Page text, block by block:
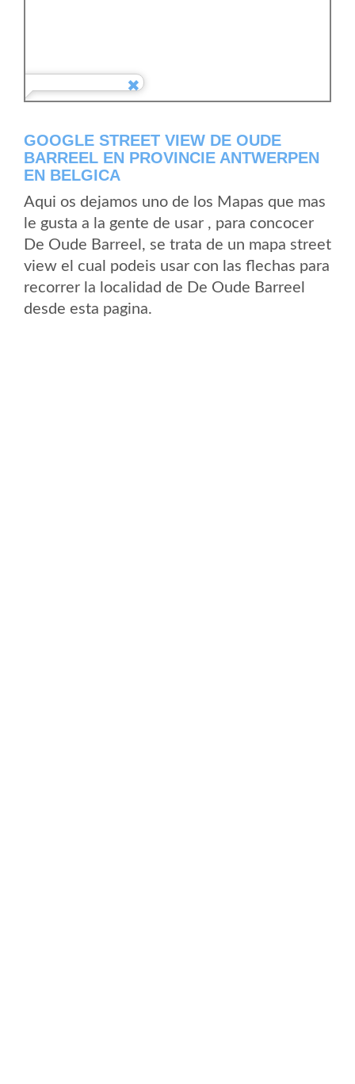
GOOGLE STREET VIEW DE OUDE
BARREEL EN PROVINCIE ANTWERPEN
EN BELGICA
Aqui os dejamos uno de los Mapas que mas
le gusta a la gente de usar , para concocer
De Oude Barreel, se trata de un mapa street
view el cual podeis usar con las flechas para
recorrer la localidad de De Oude Barreel
desde esta pagina.